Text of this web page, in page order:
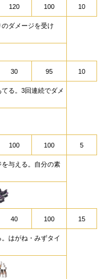
120 100 10
ダメージを受け
30 95 10
る。3回連続でダメ
100 100 5
与える。自分の素
40 100 15
はがね・みずタイ